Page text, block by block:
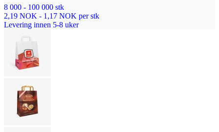
8 000 - 100 000 stk
2,19 NOK - 1,17 NOK per stk
Levering innen 5-8 uker